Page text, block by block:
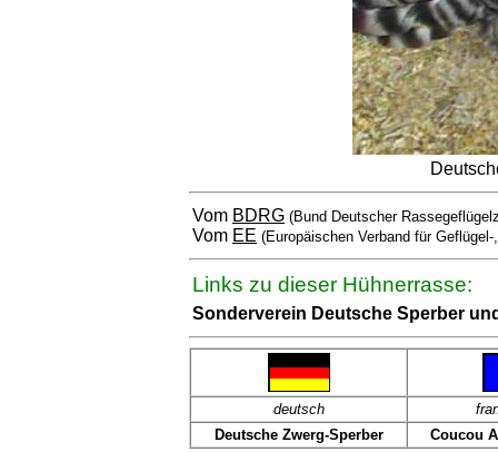
Vom BDRG (Bund Deutscher
Vom EE (Europäischen Verband für
Links zu dieser Hühnerrasse:
Sonderverein Deutsche Sperber
deutsch
Deutsche Zwerg-Sperber
Coucou